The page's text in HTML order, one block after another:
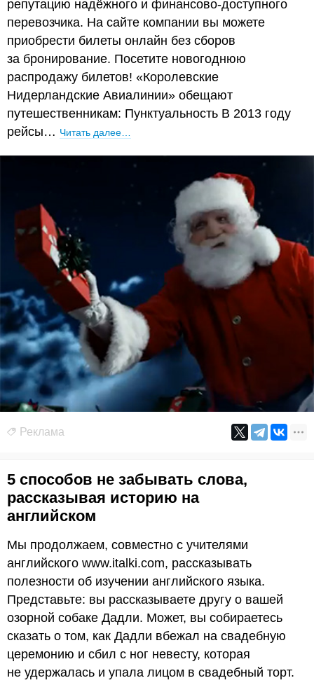
репутацию надёжного и финансово-доступного
перевозчика. На сайте компании вы можете
приобрести билеты онлайн без сборов
за бронирование. Посетите новогоднюю
распродажу билетов! «Королевские
Нидерландские Авиалинии» обещают
путешественникам: Пунктуальность В 2013 году
рейсы… Читать далее…
Реклама
5 способов не забывать слова,
рассказывая историю на
английском
Мы продолжаем, совместно с учителями
английского www.italki.com, рассказывать
полезности об изучении английского языка.
Представьте: вы рассказываете другу о вашей
озорной собаке Дадли. Может, вы собираетесь
сказать о том, как Дадли вбежал на свадебную
церемонию и сбил с ног невесту, которая
не удержалась и упала лицом в свадебный торт.